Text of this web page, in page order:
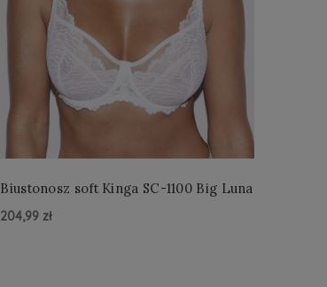
Biustonosz soft Kinga SC-1100 Big Luna
204,99 zł